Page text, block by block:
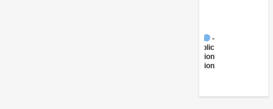
Administration
- Education